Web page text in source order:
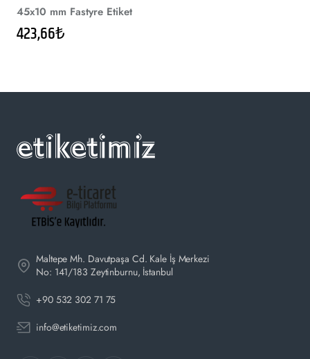
45x10 mm Fastyre Etiket
423,66₺
Maltepe Mh. Davutpaşa Cd. Kale İş Merkezi
No: 141/183 Zeytinburnu, İstanbul
+90 532 302 71 75
info@etiketimiz.com